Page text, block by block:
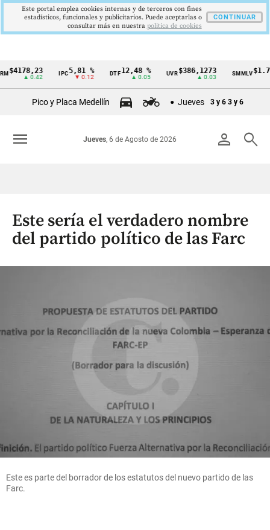
Cintillo
Colombia
▲ 0.42
5,81 %
▼ 0.12
12,48 %
▲ 0.05
$386,1273
▲ 0.03
SMMLV
Pico y Placa Medellín Jueves 3 y 6 3 y 6
person search
Jueves, 6 de Agosto de 2026
menu
Este sería el verdadero nombre
del partido político de las Farc
Este es parte del borrador de los estatutos del nuevo partido de las
Farc.
Este portal emplea cookies internas y de terceros con fines
estadísticos, funcionales y publicitarios. Puede aceptarlas o
consultar más en nuestra politica de cookies
CONTINUAR